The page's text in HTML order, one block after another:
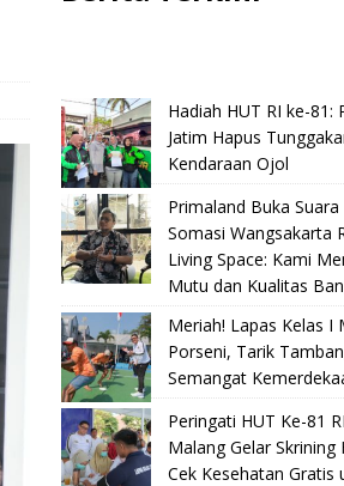
Hadiah HUT RI ke-81:
Jatim Hapus
Kendaraan Ojol
Primaland Buka
Somasi Wangsakarta
Living Space: Kami
Mutu dan Kualitas
Meriah! Lapas Kelas I
Porseni, Tarik
Semangat
Peringati HUT Ke-81
Malang Gelar Skrining
Cek Kesehatan Gratis